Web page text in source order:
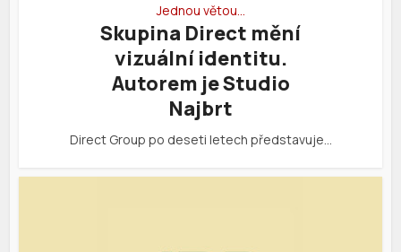
Jednou větou…
Skupina Direct mění
vizuální identitu.
Autorem je Studio
Najbrt
Direct Group po deseti letech představuje…